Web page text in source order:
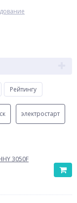
Рейтингу
электростарт
3050F